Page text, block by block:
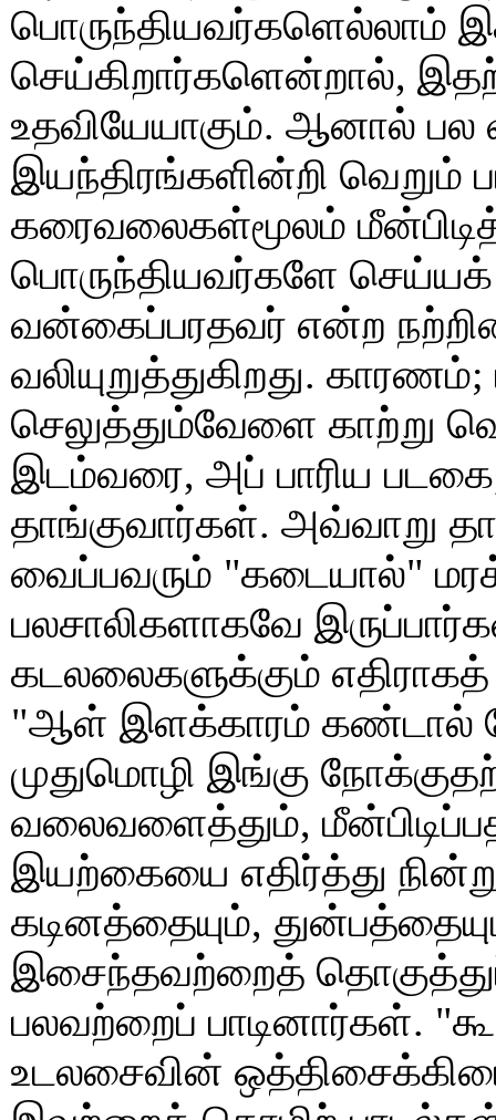
பொருந்தியவர்களெல்லாம்
செய்கிறார்களென்றால்,
உதவியேயாகும். ஆனால் பல
இயந்திரங்களின்றி
கரைவலைகள்மூலம்
பொருந்தியவர்களே செய்யக்
வன்கைப்பரதவர் என்ற
வலியுறுத்துகிறது.
செலுத்தும்வேளை காற்று
இடம்வரை, அப் பாரிய
தாங்குவார்கள். அவ்வாறு
வைப்பவரும் "கடையால்"
பலசாலிகளாகவே
கடலலைகளுக்கும்
"ஆள் இளக்காரம் கண்டால்
முதுமொழி இங்கு
வலைவளைத்தும்,
இயற்கையை எதிர்த்து
கடினத்தையும்,
இசைந்தவற்றைத்
பலவற்றைப் பாடினார்கள்.
உடலசைவின்